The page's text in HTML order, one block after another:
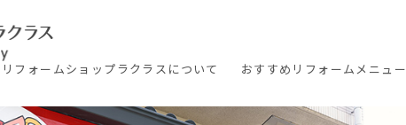
リフォームショップラクラスについて おすすめ リフォームメニュー